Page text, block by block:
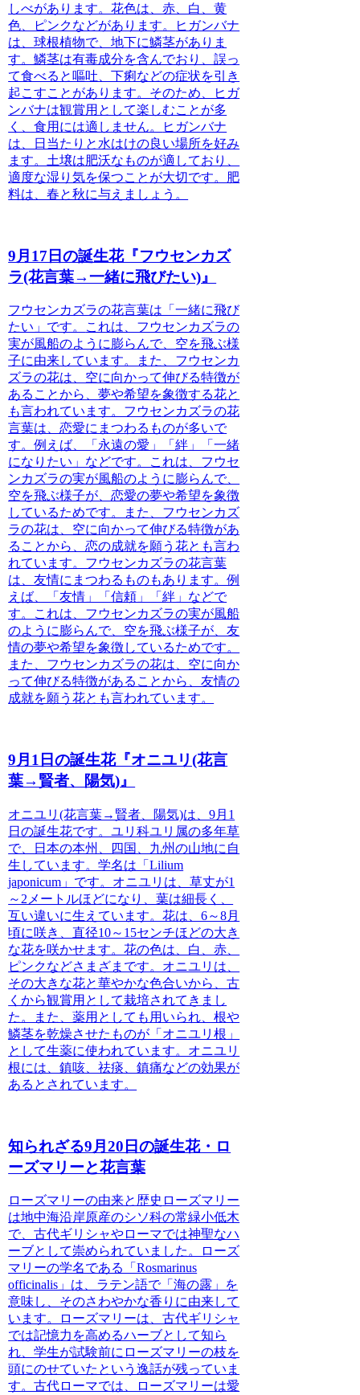
しべがあります。花色は、赤、白、黄
色、ピンクなどがあります。
ヒガンバナ
は、球根植物で、地下に鱗茎がありま
す。鱗茎は有毒成分を含んでおり、誤っ
て食べると嘔吐、下痢などの症状を引き
起こすことがあります。そのため、ヒガ
ンバナは観賞用として楽しむことが多
く、食用には適しません。
ヒガンバナ
は、日当たりと水はけの良い場所を好み
ます。 土壌は肥沃なものが適しており、
適度な湿り気を保つことが大切です。肥
料は、春と秋に与えましょう。
9月17日の誕生花『フウセンカズ
ラ(花言葉→一緒に飛びたい)』
フウセンカズラの花言葉は「一緒に飛び
たい」です。
これは、フウセンカズラの
実が風船のように膨らんで、空を飛ぶ様
子に由来しています。また、フウセンカ
ズラの花は、空に向かって伸びる特徴が
あることから、夢や希望を象徴する花と
も言われています。フウセンカズラの花
言葉は、恋愛にまつわるものが多いで
す。例えば、「永遠の愛」「絆」「一緒
になりたい」などです。これは、フウセ
ンカズラの実が風船のように膨らんで、
空を飛ぶ様子が、恋愛の夢や希望を象徴
しているためです。また、フウセンカズ
ラの花は、空に向かって伸びる特徴があ
ることから、恋の成就を願う花とも言わ
れています。フウセンカズラの花言葉
は、友情にまつわるものもあります。例
えば、「友情」「信頼」「絆」などで
す。これは、フウセンカズラの実が風船
のように膨らんで、空を飛ぶ様子が、友
情の夢や希望を象徴しているためです。
また、フウセンカズラの花は、空に向か
って伸びる特徴があることから、友情の
成就を願う花とも言われています。
9月1日の誕生花『オニユリ(花言
葉→賢者、陽気)』
オニユリ(花言葉→賢者、陽気)は、9月1
日の誕生花です。ユリ科ユリ属の多年草
で、日本の本州、四国、九州の山地に自
生しています。学名は「Lilium
japonicum」です。オニユリは、草丈が1
～2メートルほどになり、葉は細長く、
互い違いに生えています。花は、6～8月
頃に咲き、直径10～15センチほどの大き
な花を咲かせます。花の色は、白、赤、
ピンクなどさまざまです。オニユリは、
その大きな花と華やかな色合いから、古
くから観賞用として栽培されてきまし
た。また、薬用としても用いられ、根や
鱗茎を乾燥させたものが「オニユリ根」
として生薬に使われています。オニユリ
根には、鎮咳、祛痰、鎮痛などの効果が
あるとされています。
知られざる9月20日の誕生花・ロ
ーズマリーと花言葉
ローズマリーの由来と歴史 ローズマリー
は地中海沿岸原産のシソ科の常緑小低木
で、古代ギリシャやローマでは神聖なハ
ーブとして崇められていました。ローズ
マリーの学名である「Rosmarinus
officinalis」は、ラテン語で「海の露」を
意味し、そのさわやかな香りに由来して
います。ローズマリーは、古代ギリシャ
では記憶力を高めるハーブとして知ら
れ、学生が試験前にローズマリーの枝を
頭にのせていたという逸話が残っていま
す。古代ローマでは、ローズマリーは愛